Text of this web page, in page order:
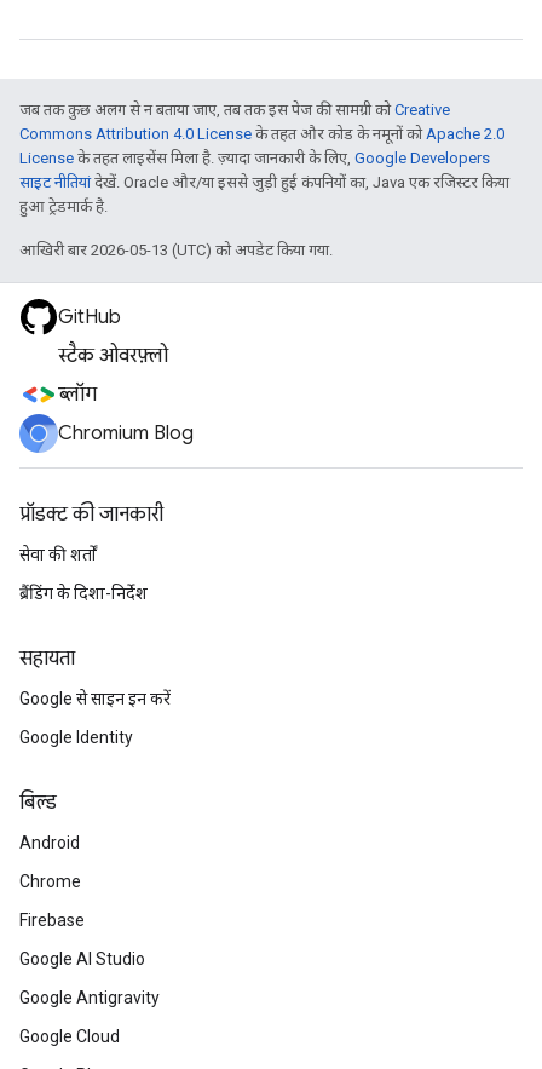
जब तक कुछ अलग से न बताया जाए, तब तक इस पेज की सामग्री कोCreative
Commons Attribution 4.0 License के तहत और कोड के नमूनों कोApache 2.0
License के तहत लाइसेंस मिला है. ज़्यादा जानकारी के लिए, Google Developers
साइट नीतियांदेखें. Oracle और/या इससे जुड़ी हुई कंपनियों का, Java एक रजिस्टर किया
हुआ ट्रेडमार्क है.
आखिरी बार 2026-05-13 (UTC) को अपडेट किया गया.
GitHub
स्टैक ओवरफ़्लो
ब्लॉग
Chromium Blog
प्रॉडक्ट की जानकारी
सेवा की शर्तों
ब्रैंडिंग के दिशा-निर्देश
सहायता
Google से साइन इन करें
Google Identity
बिल्ड
Android
Chrome
Firebase
Google AI Studio
Google Antigravity
Google Cloud